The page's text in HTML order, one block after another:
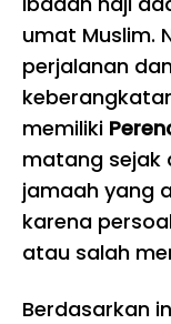
umat Muslim.
perjalanan
memiliki
matang sejak
jamaah yang
karena
atau salah
Berdasarkan